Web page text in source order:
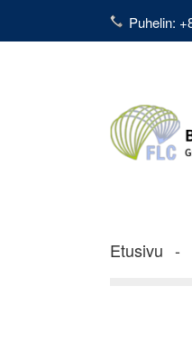
Puhelin:
Etusivu